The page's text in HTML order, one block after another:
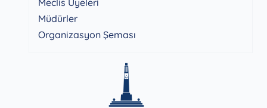
Meclis Üyeleri
Müdürler
Organizasyon Şeması